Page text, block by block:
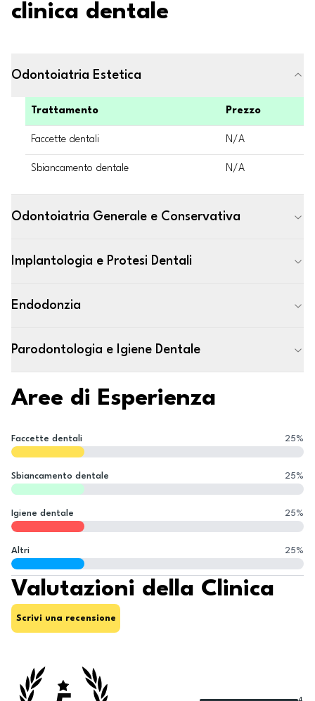
clinica dentale
Odontoiatria Estetica
Trattamento Prezzo
Faccette dentali N/A
Sbiancamento dentale N/A
Odontoiatria Generale e Conservativa
Implantologia e Protesi Dentali
Endodonzia
Parodontologia e Igiene Dentale
Aree di Esperienza
Faccette dentali 25%
Sbiancamento dentale 25%
Igiene dentale 25%
Altri 25%
Valutazioni della Clinica
Scrivi una recensione